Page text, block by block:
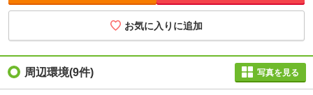
お気に入りに追加
周辺環境(9件) 写真を見る